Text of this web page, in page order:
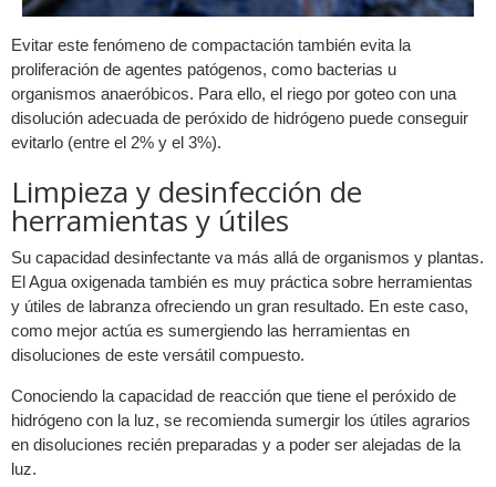
Evitar este fenómeno de compactación también evita la
proliferación de agentes patógenos, como bacterias u
organismos anaeróbicos. Para ello, el riego por goteo con una
disolución adecuada de peróxido de hidrógeno puede conseguir
evitarlo (entre el 2% y el 3%).
Limpieza y desinfección de
herramientas y útiles
Su capacidad desinfectante va más allá de organismos y plantas.
El Agua oxigenada también es muy práctica sobre herramientas
y útiles de labranza ofreciendo un gran resultado. En este caso,
como mejor actúa es sumergiendo las herramientas en
disoluciones de este versátil compuesto.
Conociendo la capacidad de reacción que tiene el peróxido de
hidrógeno con la luz, se recomienda sumergir los útiles agrarios
en disoluciones recién preparadas y a poder ser alejadas de la
luz.